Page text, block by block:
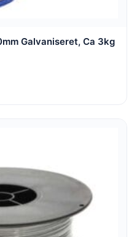
Galvaniseret, Ca 3kg